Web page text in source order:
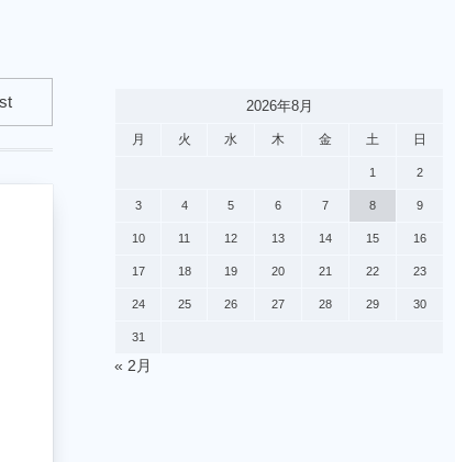
2026年8月
月 火 水 木 金 土 日
1 2
3 4 5 6 7 8 9
10 11 12 13 14 15 16
17 18 19 20 21 22 23
24 25 26 27 28 29 30
31
« 2月